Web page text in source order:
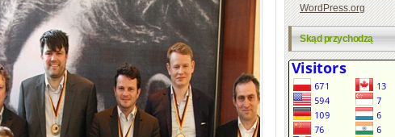
WordPress.org
Skąd przychodzą